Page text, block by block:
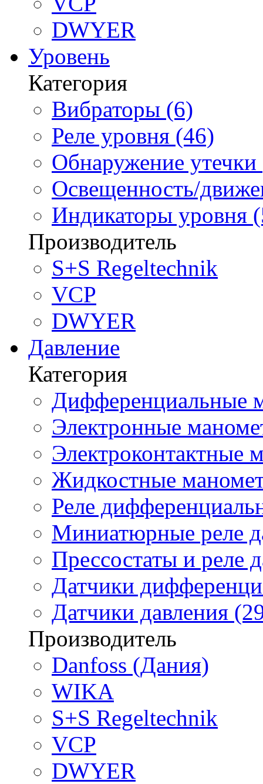
DWYER
Уровень
Категория
Вибраторы (6)
Реле уровня (46)
Обнаружение утечки
Освещенность/
Индикаторы уровня
Производитель
S+S Regeltechnik
VCP
DWYER
Давление
Категория
Дифференциальные
Электронные
Электроконтактные
Жидкостные
Реле
Миниатюрные реле
Прессостаты и реле
Датчики
Датчики давления
Производитель
Danfoss (Дания)
WIKA
S+S Regeltechnik
VCP
DWYER